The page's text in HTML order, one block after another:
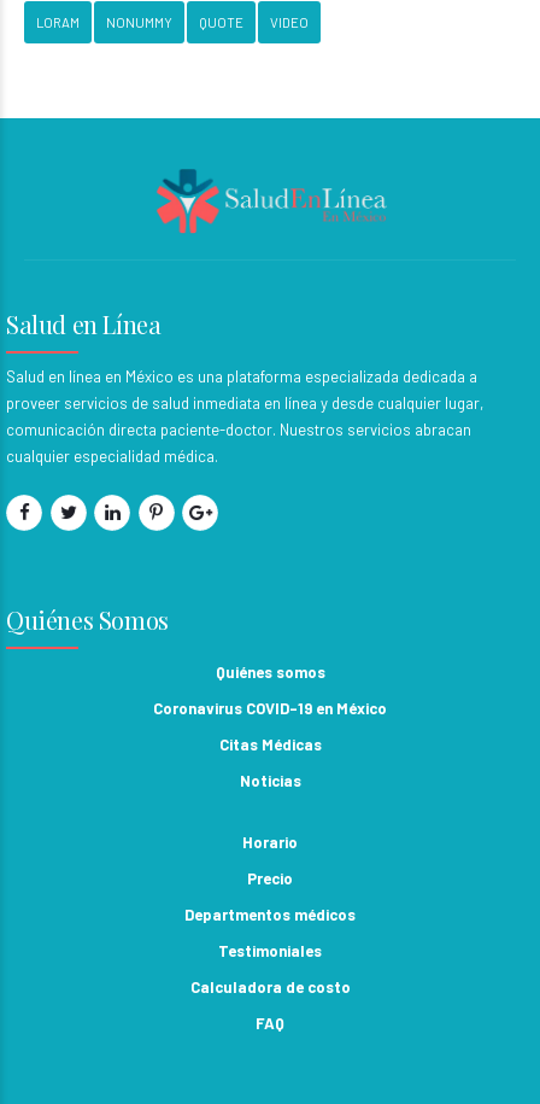
LORAM NONUMMY QUOTE VIDEO
Salud en Línea
Salud en línea en México es una plataforma especializada dedicada a
proveer servicios de salud inmediata en línea y desde cualquier lugar,
comunicación directa paciente-doctor. Nuestros servicios abracan
cualquier especialidad médica.
Quiénes Somos
Quiénes somos
Coronavirus COVID-19 en México
Citas Médicas
Noticias
Horario
Precio
Departmentos médicos
Testimoniales
Calculadora de costo
FAQ